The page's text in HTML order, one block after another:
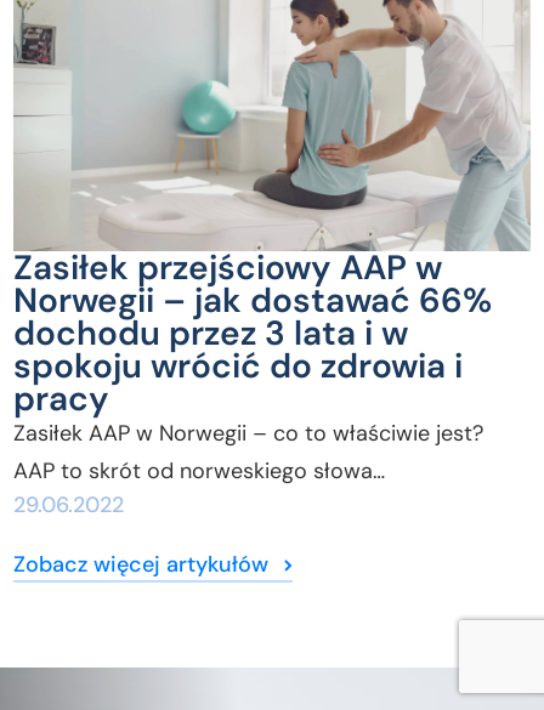
Zasiłek przejściowy AAP w
Norwegii – jak dostawać 66%
dochodu przez 3 lata i w
spokoju wrócić do zdrowia i
pracy
Zasiłek AAP w Norwegii – co to właściwie jest?
AAP to skrót od norweskiego słowa…
29.06.2022
Zobacz więcej artykułów